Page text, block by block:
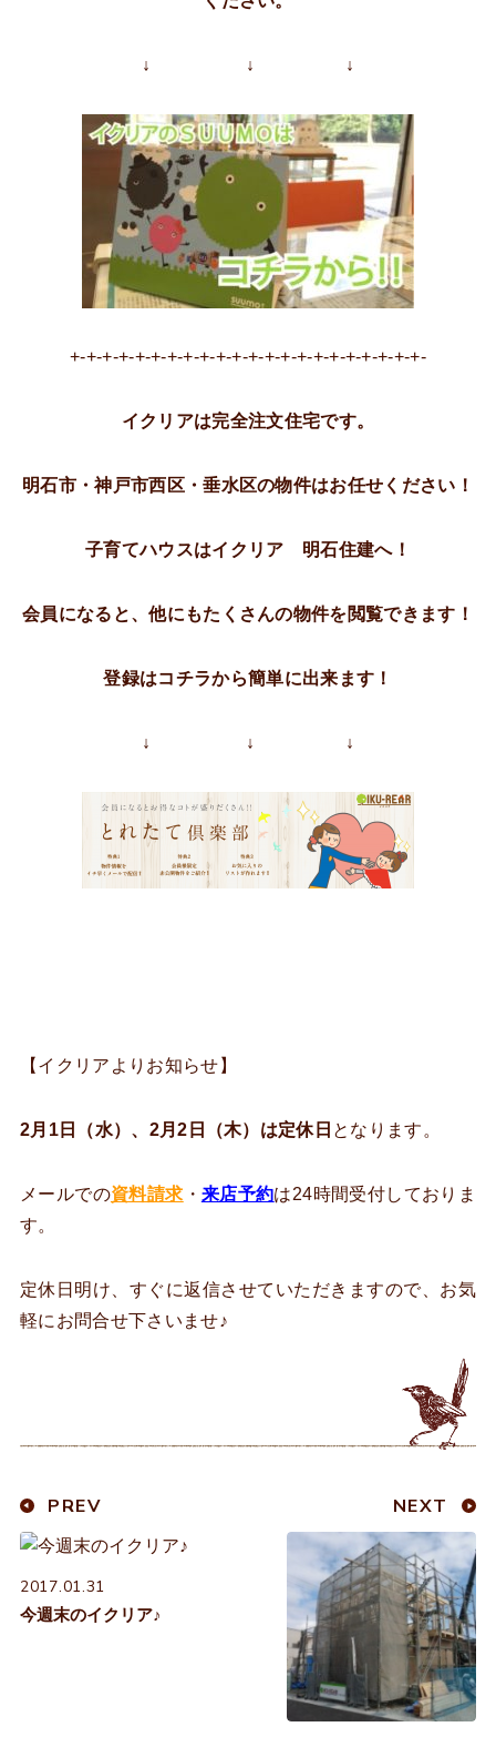
↓ ↓ ↓
+-+-+-+-+-+-+-+-+-+-+-+-+-+-+-+-+-+-+-+-+-+-
イクリアは完全注文住宅です。
明石市・神戸市西区・垂水区の物件はお任せください！
子育てハウスはイクリア 明石住建へ！
会員になると、他にもたくさんの物件を閲覧できます！
登録はコチラから簡単に出来ます！
↓ ↓ ↓
【イクリアよりお知らせ】
2月1日（水）、2月2日（木）は定休日 となります。
メールでの資料請求 ・ 来店予約は24時間受付しておりま
す。
定休日明け、すぐに返信させていただきますので、お気
軽にお問合せ下さいませ♪
PREV
2017.01.31
今週末のイクリア♪
NEXT